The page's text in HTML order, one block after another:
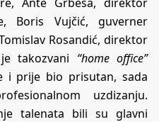
Boris Vujčić, guverner
Rosandić, direktor
takozvani “home office”
i prije bio prisutan, sada
uzdizanju.
talenata bili su glavni